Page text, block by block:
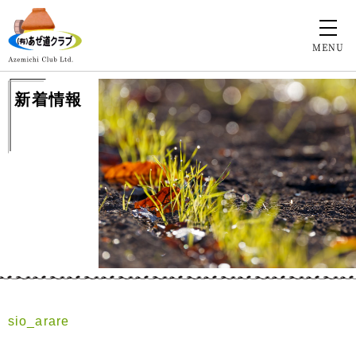
MENU
新着情報
sio_arare